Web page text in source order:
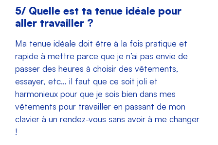
5/ Quelle est ta tenue idéale pour
aller travailler ?
Ma tenue idéale doit être à la fois pratique et
rapide à mettre parce que je n’ai pas envie de
passer des heures à choisir des vêtements,
essayer, etc… il faut que ce soit joli et
harmonieux pour que je sois bien dans mes
vêtements pour travailler en passant de mon
clavier à un rendez-vous sans avoir à me changer
!